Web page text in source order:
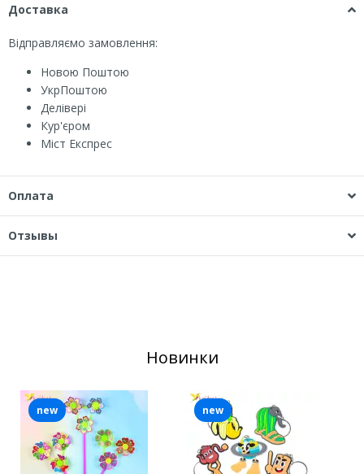
Доставка
Відправляємо замовлення:
Новою Поштою
УкрПоштою
Делівері
Кур'єром
Міст Експрес
Оплата
Отзывы
Новинки
new new